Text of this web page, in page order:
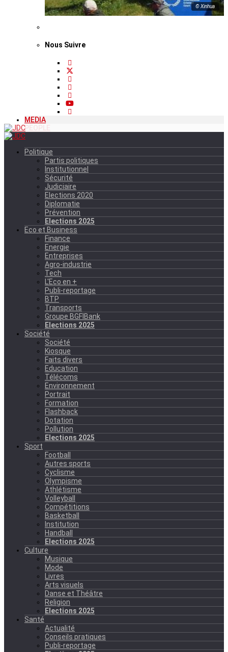
© Xinhua
Nous Suivre
MEDIA
PEOPLE
Politique
Partis politiques
Institutionnel
Sécurité
Judiciaire
Elections 2020
Diplomatie
Prévention
Elections 2025
Eco et Business
Finance
Energie
Entreprises
Agro-industrie
Tech
L'Eco en +
Publi-reportage
BTP
Transports
Groupe BGFIBank
Elections 2025
Société
Société
Kiosque
Faits divers
Education
Télécoms
Environnement
Portrait
Formation
Flashback
Dotation
Pollution
Elections 2025
Sport
Football
Autres sports
Cyclisme
Olympisme
Athlétisme
Volleyball
Compétitions
Basketball
Institution
Handball
Elections 2025
Culture
Musique
Mode
Livres
Arts visuels
Danse et Théâtre
Religion
Elections 2025
Santé
Actualité
Conseils pratiques
Publi-reportage